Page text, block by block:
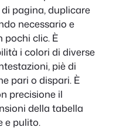
pagina, duplicare
necessario e
pochi clic. È
i colori di diverse
piè di
pari o dispari. È
precisione il
della tabella
e pulito.